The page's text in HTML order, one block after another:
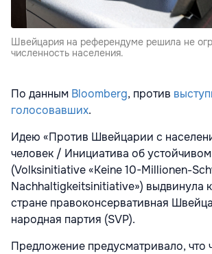
Швейцария на референдуме решила не
численность населения.
По данным Bloomberg, против
голосовавших.
Идею «Против Швейцарии с
человек / Инициатива об
(Volksinitiative «Keine 10-Millionen-
Nachhaltigkeitsinitiative») выдвинула
стране правоконсервативная
народная партия (SVP).
Предложение предусматривало, что